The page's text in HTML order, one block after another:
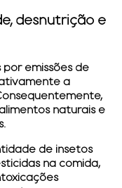
desnutrição e
emissões de
a
naturais e
de insetos
na comida,